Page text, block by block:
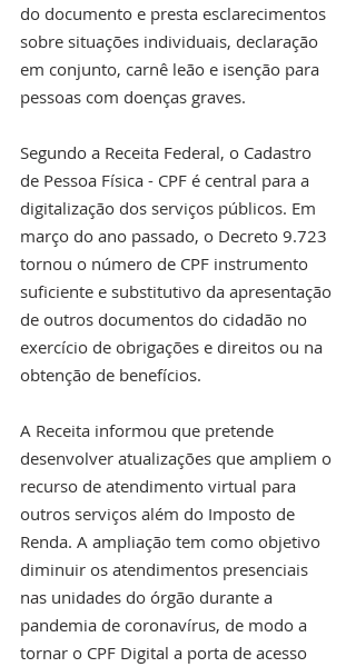
do documento e presta esclarecimentos
sobre situações individuais, declaração
em conjunto, carnê leão e isenção para
pessoas com doenças graves.
Segundo a Receita Federal, o Cadastro
de Pessoa Física - CPF é central para a
digitalização dos serviços públicos. Em
março do ano passado, o Decreto 9.723
tornou o número de CPF instrumento
suficiente e substitutivo da apresentação
de outros documentos do cidadão no
exercício de obrigações e direitos ou na
obtenção de benefícios.
A Receita informou que pretende
desenvolver atualizações que ampliem o
recurso de atendimento virtual para
outros serviços além do Imposto de
Renda. A ampliação tem como objetivo
diminuir os atendimentos presenciais
nas unidades do órgão durante a
pandemia de coronavírus, de modo a
tornar o CPF Digital a porta de acesso